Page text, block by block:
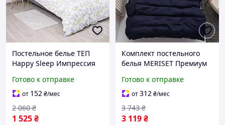
Постельное белье ТЕП
Happy Sleep Импрессия
наволочки 50х70 см
Голубой (52540180215)
Готово к отправке
от 152₴/мес
1 525₴
2 060 ₴
Комплект постельного
белья MERISET Премиум
Серо-синий
(201240180215)
Готово к отправке
от312₴/мес
3 119₴
3 743 ₴